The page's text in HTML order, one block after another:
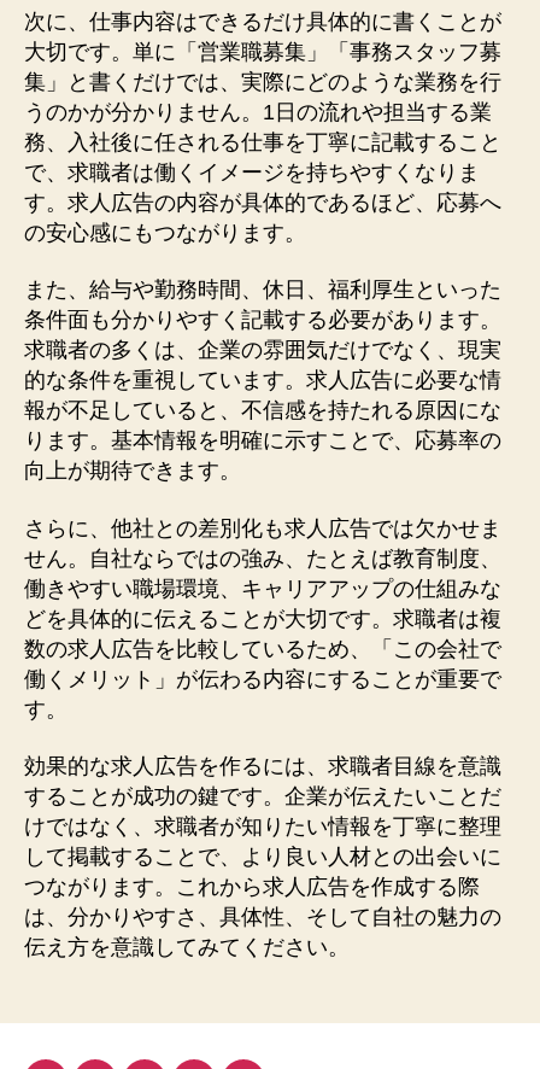
い
基
と
成
功
の
ポ
イ
ン
ト
へ
の
次に、仕事内容はできるだけ具体的に書くことが
大切です。単に「営業職募集」「事務スタッフ募
集」と書くだけでは、実際にどのような業務を行
うのかが分かりません。1日の流れや担当する業
務、入社後に任される仕事を丁寧に記載すること
で、求職者は働くイメージを持ちやすくなりま
す。求人広告の内容が具体的であるほど、応募へ
の安心感にもつながります。
また、給与や勤務時間、休日、福利厚生といった
条件面も分かりやすく記載する必要があります。
求職者の多くは、企業の雰囲気だけでなく、現実
的な条件を重視しています。求人広告に必要な情
報が不足していると、不信感を持たれる原因にな
ります。基本情報を明確に示すことで、応募率の
向上が期待できます。
さらに、他社との差別化も求人広告では欠かせま
せん。自社ならではの強み、たとえば教育制度、
働きやすい職場環境、キャリアアップの仕組みな
どを具体的に伝えることが大切です。求職者は複
数の求人広告を比較しているため、「この会社で
働くメリット」が伝わる内容にすることが重要で
す。
効果的な求人広告を作るには、求職者目線を意識
することが成功の鍵です。企業が伝えたいことだ
けではなく、求職者が知りたい情報を丁寧に整理
して掲載することで、より良い人材との出会いに
つながります。これから求人広告を作成する際
は、分かりやすさ、具体性、そして自社の魅力の
伝え方を意識してみてください。